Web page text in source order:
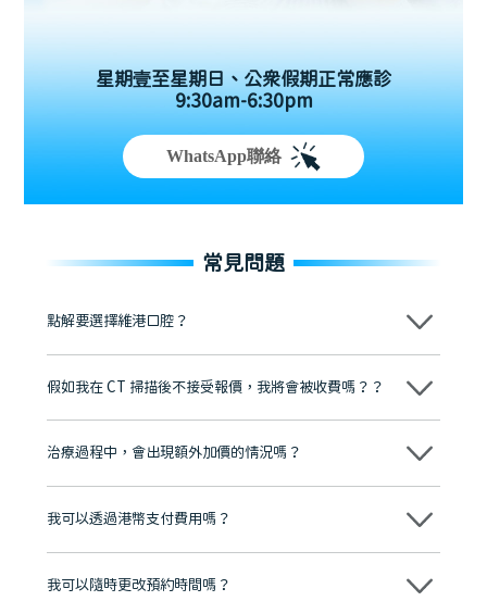
星期壹至星期日、公眾假期正常應診
9:30am-6:30pm
WhatsApp聯絡
常見問題
點解要選擇維港口腔？
維港口腔踐行「醫道濟世」的大學校訓，各分院匯聚來自香港、內地的
牌」、「2025香港企業領袖品牌」，是諾貝爾種植系統全球放心植牙中
至今已服務超過三十個國家和地區的顧客，受到粵港澳大灣區及周邊城
市市民極高的口碑評價及信任推薦 珠海、深圳設有八大分院，香港亦設
有咨詢及服務保障中心，有任何問題都可以隨時預約免費咨詢，讓人十
假如我在 CT 掃描後不接受報價，我將會被收費嗎？？
不會！只要未開始實際服務之前，你不會被收取任何費用。
治療過程中，會出現額外加價的情況嗎？
不會，治療前我們會詳細說明治療方案及對應的價錢，顧客同意並簽字
我可以透過港幣支付費用嗎？
可以。維港口腔會按照當日匯率轉算收取費用，而匯率會及時告知客人
我可以隨時更改預約時間嗎？